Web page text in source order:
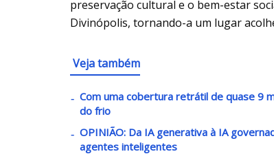
preservação cultural e o bem-estar
Divinópolis, tornando-a um lugar
Veja também
Com uma cobertura retrátil de quase 9
do frio
OPINIÃO: Da IA generativa à IA
agentes inteligentes